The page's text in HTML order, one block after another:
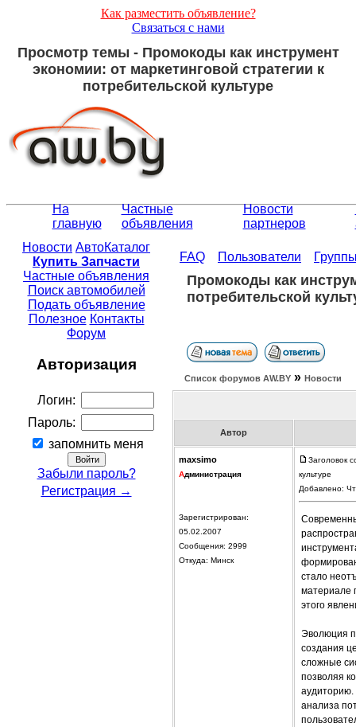
Как разместить объявление?
Связаться с нами
Просмотр темы - Промокоды как инструмент
экономии: от маркетинговой стратегии к
потребительской культуре
На
главную
Частные
объявления
Новости
партнеров
Новости АвтоКаталог
Купить Запчасти
Частные объявления
Поиск автомобилей
Подать объявление
Полезное Контакты
Форум
Авторизация
Логин:
Пароль:
запомнить меня
Забыли пароль?
Регистрация →
FAQ Пользователи
Промокоды как
потребительской
Список форумов АW.BY » Новости
Автор
maxsimo
Администрация
Зарегистрирован:
05.02.2007
Сообщения: 2999
Откуда: Минск
Заголовок
культуре
Добавлено:
стало
материале
этого
Эволюция
создания
сложные
позволяя
аудиторию.
анализа